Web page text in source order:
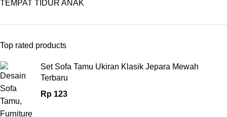
TEMPAT TIDUR ANAK
Top rated products
Set Sofa Tamu Ukiran Klasik Jepara Mewah
Terbaru
Rp 123